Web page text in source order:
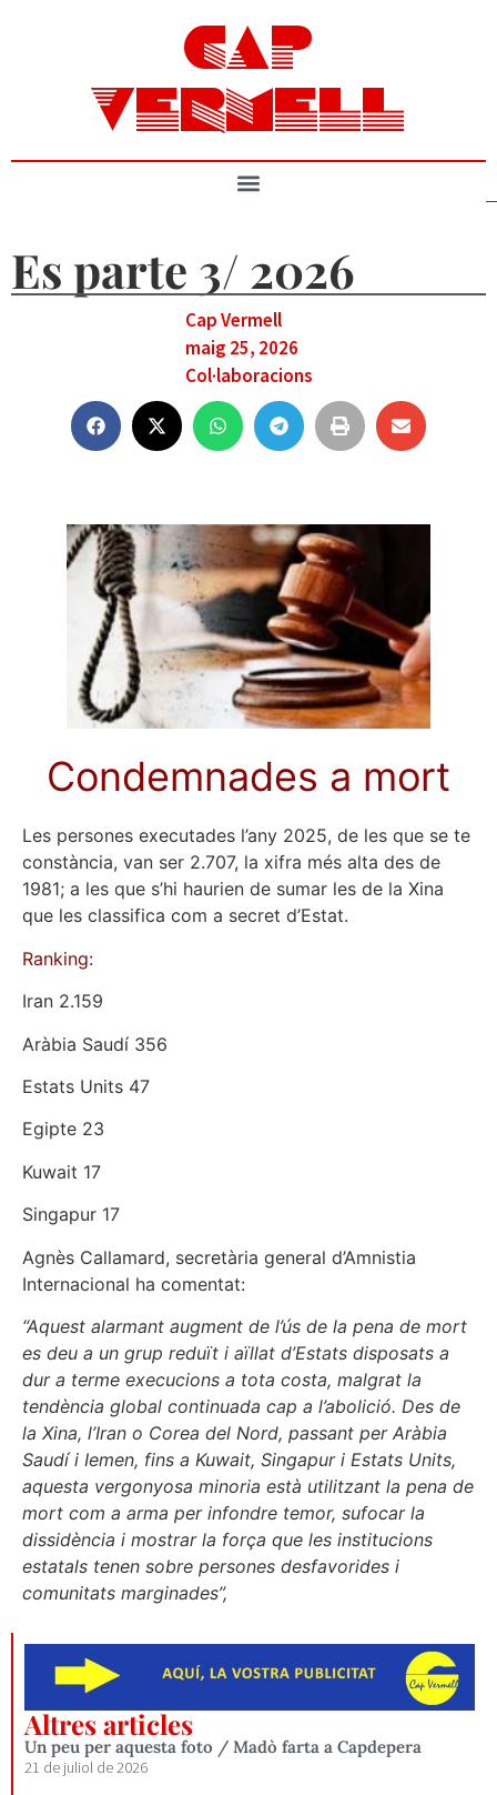
CAP
VERMELL
Es parte 3/ 2026
Cap Vermell
maig 25, 2026
Col·laboracions
Condemnades a mort
Les persones executades l’any 2025, de les que se te
constància, van ser 2.707, la xifra més alta des de
1981; a les que s’hi haurien de sumar les de la Xina
que les classifica com a secret d’Estat.
Ranking:
Iran 2.159
Aràbia Saudí 356
Estats Units 47
Egipte 23
Kuwait 17
Singapur 17
Agnès Callamard, secretària general d’Amnistia
Internacional ha comentat:
“Aquest alarmant augment de l’ús de la pena de mort
es deu a un grup reduït i aïllat d’Estats disposats a
dur a terme execucions a tota costa, malgrat la
tendència global continuada cap a l’abolició. Des de
la Xina, l’Iran o Corea del Nord, passant per Aràbia
Saudí i Iemen, fins a Kuwait, Singapur i Estats Units,
aquesta vergonyosa minoria està utilitzant la pena de
mort com a arma per infondre temor, sufocar la
dissidència i mostrar la força que les institucions
estatals tenen sobre persones desfavorides i
comunitats marginades”,
Altres articles
Un peu per aquesta foto / Madò farta a Capdepera
21 de juliol de 2026